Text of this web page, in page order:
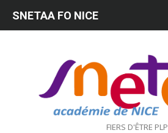
FIERS D'ÊTRE PLP
SNETAA FO NICE